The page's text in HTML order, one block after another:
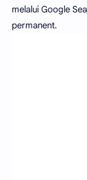
melalui Google
permanent.